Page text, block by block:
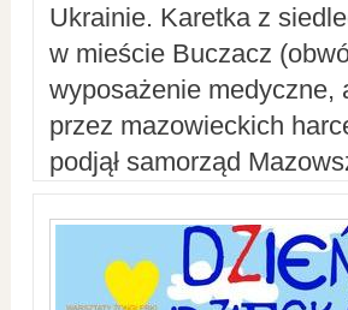
Ukrainie. Karetka z
w mieście Buczacz
wyposażenie medyczne,
przez mazowieckich
podjął samorząd